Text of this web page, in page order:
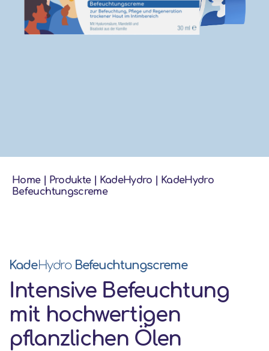
Home| Produkte| KadeHydro
KadeHydro
Befeuchtungscreme
KadeHydroBefeuchtungscreme
Intensive Befeuchtung
mit hochwertigen
pflanzlichen Ölen